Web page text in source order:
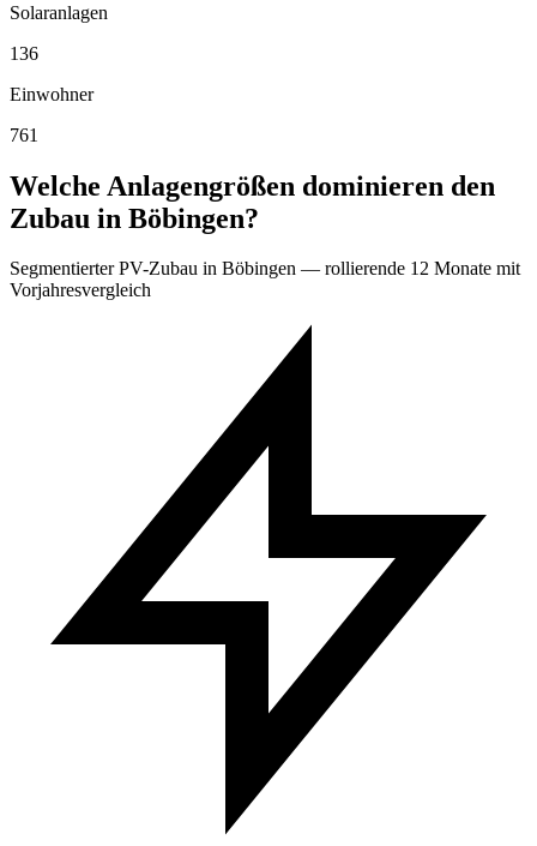
Solaranlagen
136
Einwohner
761
Welche Anlagengrößen dominieren den
Zubau in Böbingen?
Segmentierter PV-Zubau in Böbingen — rollierende 12 Monate mit
Vorjahresvergleich